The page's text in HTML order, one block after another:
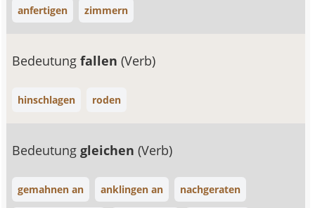
anfertigen zimmern
Bedeutungfallen(Verb)
hinschlagen roden
Bedeutunggleichen(Verb)
gemahnen an anklingen an nachgeraten